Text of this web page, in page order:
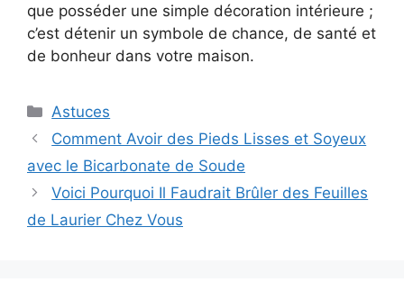
que posséder une simple décoration intérieure ;
c’est détenir un symbole de chance, de santé et
de bonheur dans votre maison.
Categories
Astuces
Comment Avoir des Pieds Lisses et Soyeux
avec le Bicarbonate de Soude
Voici Pourquoi Il Faudrait Brûler des Feuilles
de Laurier Chez Vous